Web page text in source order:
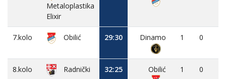
Metaloplastika
Elixir
7.kolo Obilić 29:30 Dinamo 1 0
8.kolo Radnički 32:25 Obilić 1 0